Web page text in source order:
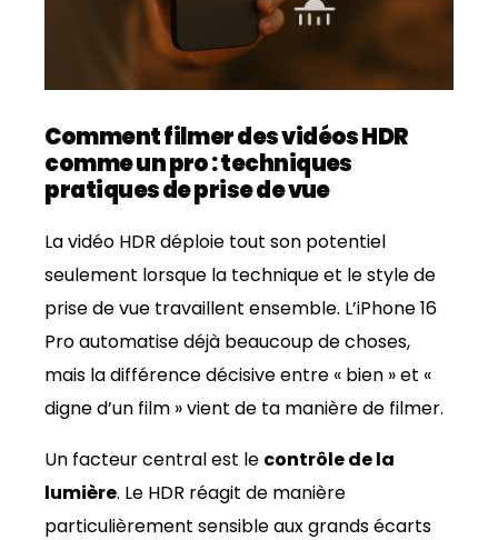
Comment filmer des vidéos HDR
comme un pro : techniques
pratiques de prise de vue
La vidéo HDR déploie tout son potentiel
seulement lorsque la technique et le style de
prise de vue travaillent ensemble. L’iPhone 16
Pro automatise déjà beaucoup de choses,
mais la différence décisive entre « bien » et «
digne d’un film » vient de ta manière de filmer.
Un facteur central est le contrôle de la
lumière. Le HDR réagit de manière
particulièrement sensible aux grands écarts